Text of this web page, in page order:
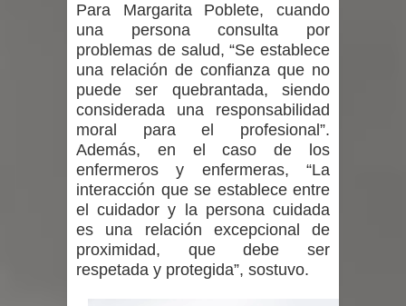
Para Margarita Poblete, cuando
una persona consulta por
problemas de salud, “Se establece
una relación de confianza que no
puede ser quebrantada, siendo
considerada una responsabilidad
moral para el profesional”.
Además, en el caso de los
enfermeros y enfermeras, “La
interacción que se establece entre
el cuidador y la persona cuidada
es una relación excepcional de
proximidad, que debe ser
respetada y protegida”, sostuvo.